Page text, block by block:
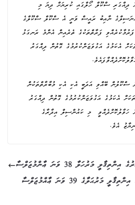
9:20 އިން 11:40 އަށް ދިއްގަރި ސްކޫލް ހޯލްގައި ކުރިޔަށް ދިޔަ މި
ނާއިބު ރައީސް ވަނީ އެ ސްކޫލް ސްކޫލްގެ
ފަރުމާކުރެއްވި ފަރާތްތަކުގެ ތެރެއިން އެންމެ ރަނގަޅު
އެކަމުގެ އަގުވަޒަންކުރުމުގެ ގޮތުން ދިއްގަރު
ސްކޫލުން ބޭއްވި އަދަބީ އެކި އެކި މުބާރާތްތަކުން
އެކަމުގެ އަގުވަޒަންކުރުމުގެ ގޮތުން ދިއްގަރު
މި ކައުންސިލް އިދާރާގެ
އެވެ.